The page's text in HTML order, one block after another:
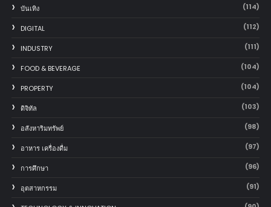
บันเทิง (114)
DIGITAL (112)
INDUSTRY (111)
FOOD & BEVERAGE (104)
PROPERTY (104)
ดิจิทัล (103)
อสังหาริมทรัพย์ (98)
อาหาร เครื่องดื่ม (97)
การศึกษา (96)
อุตสาหกรรม (91)